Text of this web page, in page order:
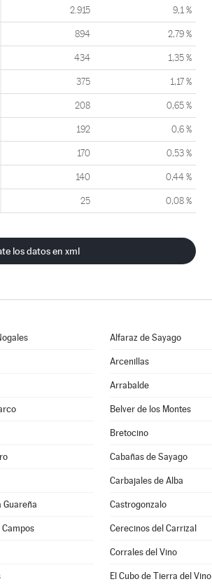
2.915 9,1 %
894 2,79 %
434 1,35 %
375 1,17 %
208 0,65 %
192 0,6 %
170 0,53 %
140 0,44 %
25 0,08 %
los datos en xml
Alfaraz de Sayago
Arcenillas
Arrabalde
Belver de los Montes
Bretocino
Cabañas de Sayago
Carbajales de Alba
Guareña Castrogonzalo
Cerecinos del Carrizal
Corrales del Vino
El Cubo de Tierra del Vino